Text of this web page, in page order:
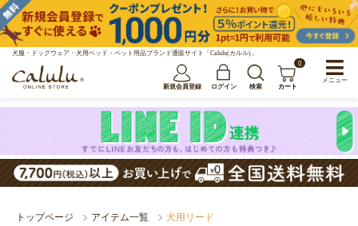
犬服・ドッグウェア・犬用ベッド・ペット用品ブランド通販サイト「Calulu(カルル)」
新規会員登録 ログイン 検索
0
カート
トップページ アイテム一覧 犬用リード
メニュー